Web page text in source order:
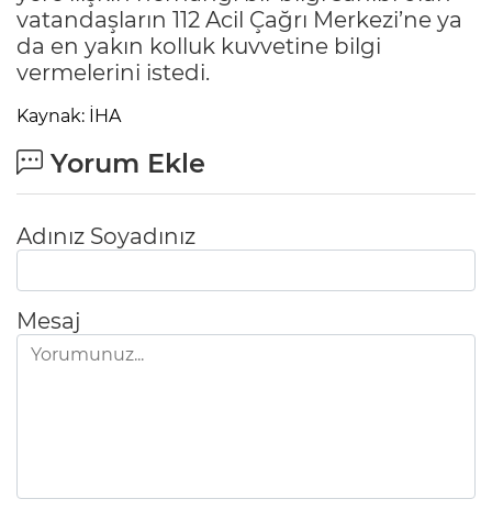
vatandaşların 112 Acil Çağrı Merkezi’ne ya
da en yakın kolluk kuvvetine bilgi
vermelerini istedi.
Kaynak: İHA
Yorum Ekle
Adınız Soyadınız
Mesaj